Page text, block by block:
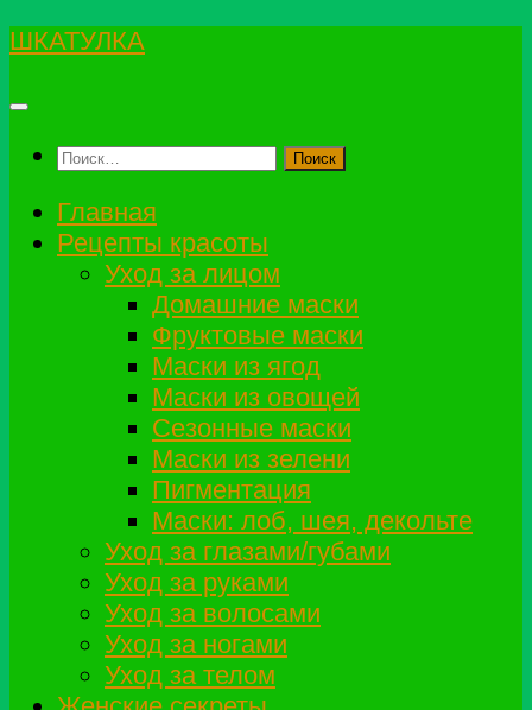
Перейти
содержимому
ШКАТУЛКА
Найти:
Главная
Рецепты красоты
Уход за лицом
Домашние маски
Фруктовые маски
Маски из ягод
Маски из овощей
Сезонные маски
Маски из зелени
Пигментация
Маски: лоб, шея, декольте
Уход за глазами/губами
Уход за руками
Уход за волосами
Уход за ногами
Уход за телом